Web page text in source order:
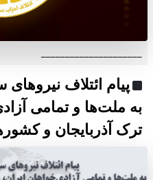
پیام ائتلاف
به ملت‌ها و تمامی
ترک آذربایجان و